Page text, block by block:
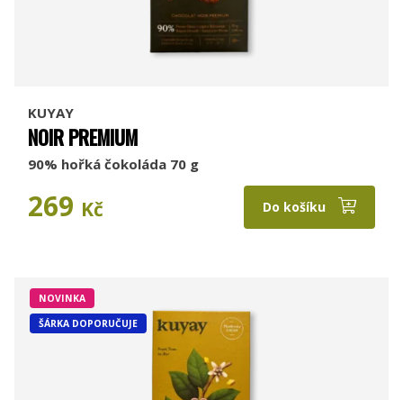
KUYAY
NOIR PREMIUM
90% hořká čokoláda 70 g
269 Kč Do košíku
NOVINKA
ŠÁRKA DOPORUČUJE